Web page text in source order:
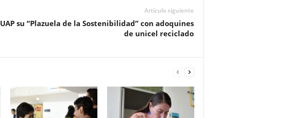
Artículo siguiente
su “Plazuela de la Sostenibilidad” con adoquines
de unicel reciclado